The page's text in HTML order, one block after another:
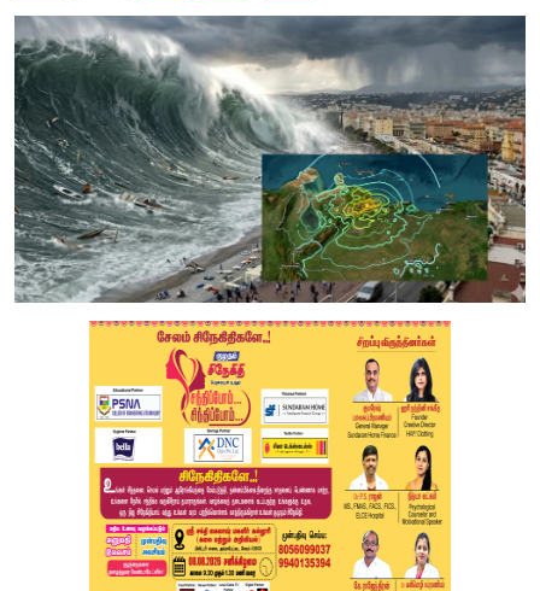
Spirituality
Weather
Politics